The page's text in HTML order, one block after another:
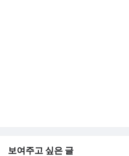
보여주고 싶은 글